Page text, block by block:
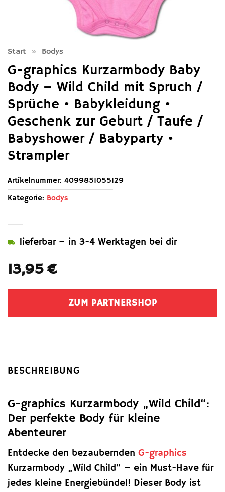
Start » Bodys
G-graphics Kurzarmbody Baby
Body – Wild Child mit Spruch /
Sprüche • Babykleidung •
Geschenk zur Geburt / Taufe /
Babyshower / Babyparty •
Strampler
13,95€
lieferbar – in 3-4 Werktagen bei dir
ZUM PARTNERSHOP
Artikelnummer: 4099851055129
Kategorie: Bodys
BESCHREIBUNG
G-graphics Kurzarmbody „Wild Child“:
Der perfekte Body für kleine
Abenteurer
Entdecke den bezaubernden G-graphics
Kurzarmbody „Wild Child“ – ein Must-Have für
jedes kleine Energiebündel! Dieser Body ist